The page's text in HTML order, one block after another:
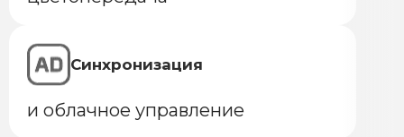
Синхронизация
и облачное управление